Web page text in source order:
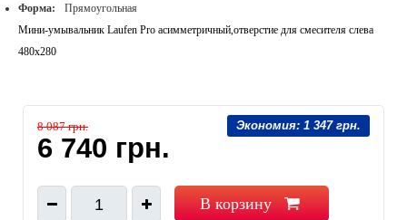
Форма:
Прямоугольная
Мини-умывальник Laufen Pro асимметричный,отверстие для смесителя слева
480х280
Экономия: 1 347 грн.
8 087 грн.
6 740 грн.
1 В корзину